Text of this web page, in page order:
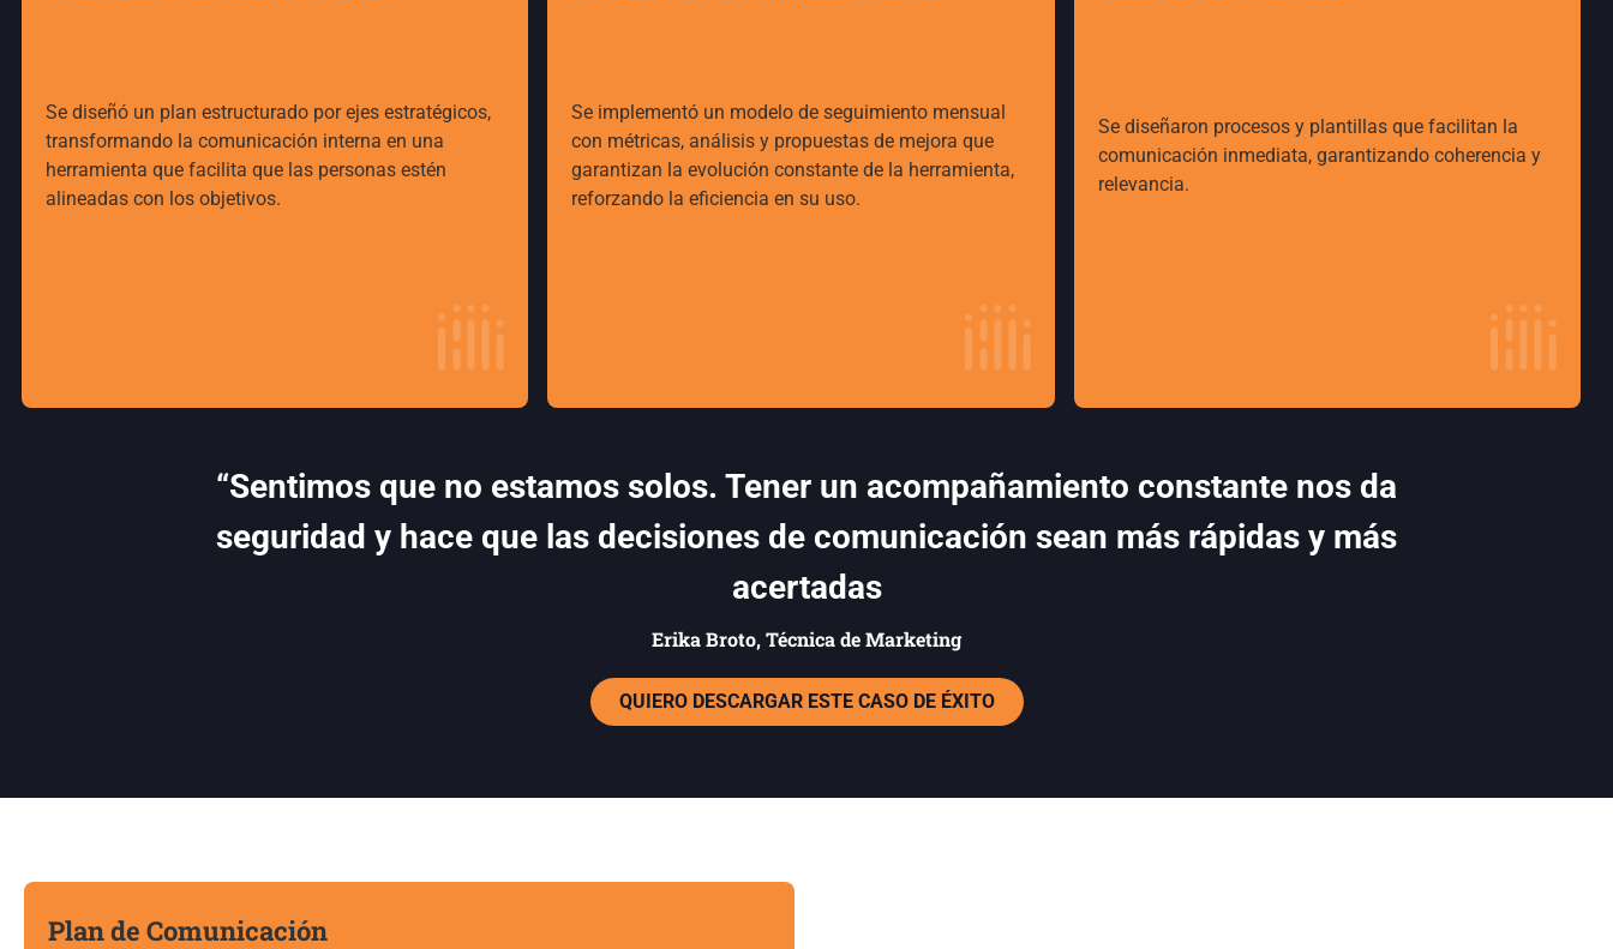
Se diseñó un plan estructurado por ejes estratégicos,
transformando la comunicación interna en una
herramienta que facilita que las personas estén
alineadas con los objetivos.
Se implementó un modelo de seguimiento mensual
con métricas, análisis y propuestas de mejora que
garantizan la evolución constante de la herramienta,
reforzando la eficiencia en su uso.
Se diseñaron procesos y plantillas que facilitan la
comunicación inmediata, garantizando coherencia y
relevancia.
“Sentimos que no estamos solos. Tener un acompañamiento constante nos da
seguridad y hace que las decisiones de comunicación sean más rápidas y más
acertadas
Erika Broto, Técnica de Marketing
QUIERO DESCARGAR ESTE CASO DE ÉXITO
Plan de Comunicación